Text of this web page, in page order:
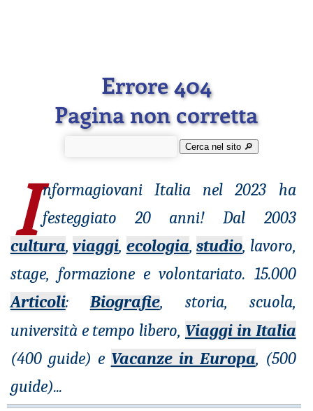
Errore 404
Pagina non corretta
Cerca nel sito 🔎︎
I nformagiovaniItalia nel 2023 ha
festeggiato 20 anni! Dal 2003
cultura,viaggi, ecologia,studio, lavoro,
stage, formazione e volontariato. 15.000
Articoli: Biografie, storia, scuola,
università e tempo libero, Viaggi in Italia
(400 guide) e Vacanze in Europa, (500
guide)...